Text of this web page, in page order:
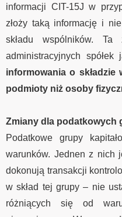
informacji CIT-15J w
złoży taką informację i
składu wspólników.
administracyjnych spółek
informowania o
podmioty niż osoby
Zmiany dla podatkowych
Podatkowe grupy
warunków. Jednen z nich
dokonują transakcji
w skład tej grupy – nie
różniących się od